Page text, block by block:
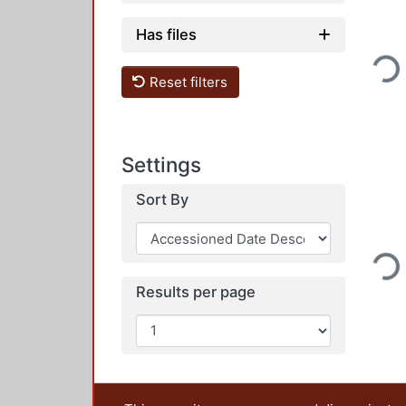
Has files
Reset filters
Settings
Sort By
Results per page
Loading...
Loading...